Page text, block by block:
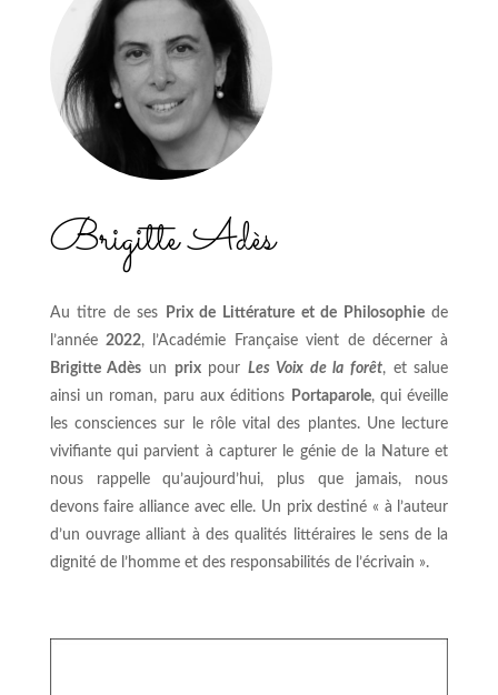
Brigitte Adès
Au titre de ses Prix de Littérature et de Philosophiede
l’année2022, l’Académie Française vient de décerner à
Brigitte Adès un prixpour Les Voix de la forêt, et salue
ainsi un roman, paru aux éditions
Portaparole, qui éveille
les consciences sur le rôle vital des plantes. Une lecture
vivifiante qui parvient à capturer le génie de la Nature et
nous rappelle qu’aujourd’hui, plus que jamais, nous
devons faire alliance avec elle. Un prix destiné « à l’auteur
d’un ouvrage alliant à des qualités littéraires le sens de la
dignité de l’homme et des responsabilités de l’écrivain ».